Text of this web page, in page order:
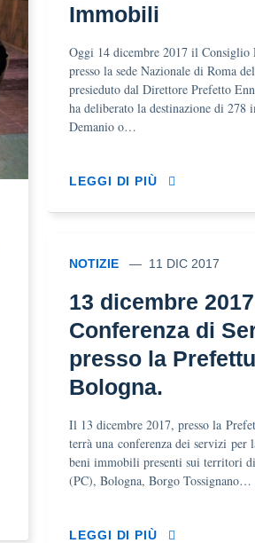
Immobili
Oggi 14 dicembre 2017 il
presso la sede Nazionale di Roma
presieduto dal Direttore Prefetto
ha deliberato la destinazione di 278
Demanio o…
LEGGI DI PIÙ
NOTIZIE 11 DIC 2017
13 dicembre
Conferenza di
presso la
Bologna.
Il 13 dicembre 2017, presso la
terrà una conferenza dei servizi per
beni immobili presenti sui territori
(PC), Bologna, Borgo Tossignano…
LEGGI DI PIÙ